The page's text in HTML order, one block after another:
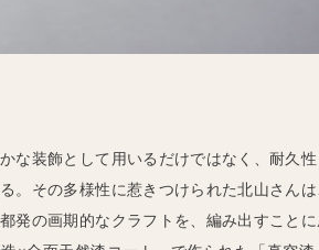
な装飾として用いるだけではなく、耐久
。その多様性に惹きつけられた北山さん
発の画期的なクラフトを、編み出すこと